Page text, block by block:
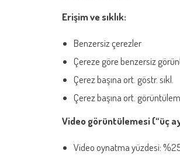
Erişim ve sıklık:
Benzersiz çerezler
Çereze göre benzersiz
Çerez başına ort. göstr. sıkl.
Çerez başına ort.
Video görüntülemesi (“üç
Video oynatma yüzdesi: